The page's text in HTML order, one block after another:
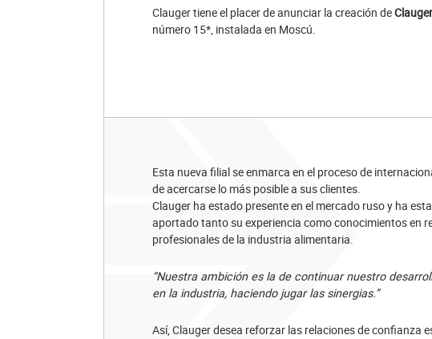
Clauger tiene el placer de anunciar la creación de
número 15*, instalada en Moscú.
Esta nueva filial se enmarca en el proceso de
de acercarse lo más posible a sus clientes.
Clauger ha estado presente en el mercado ruso y ha
aportado tanto su experiencia como conocimientos en
profesionales de la industria alimentaria.
“Nuestra ambición es la de continuar nuestro
en la industria, haciendo jugar las sinergias.”
Así, Clauger desea reforzar las relaciones de confianza